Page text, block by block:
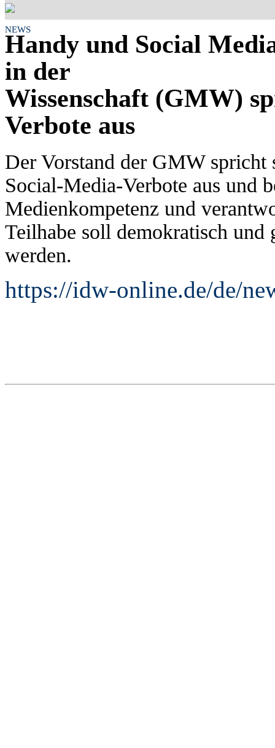
NEWS
Handy und Social
in der
Wissenschaft (GMW)
Verbote aus
Der Vorstand der GMW spricht
Social-Media-Verbote aus und
Medienkompetenz und
Teilhabe soll demokratisch
werden.
https://idw-online.de/de/